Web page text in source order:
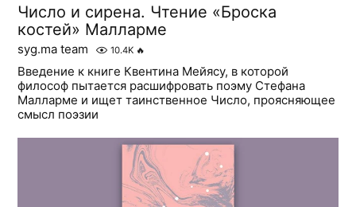
Число и сирена. Чтение «Броска
костей» Малларме
syg.ma team 10.4K 🔥
Введение к книге Квентина Мейясу, в которой
философ пытается расшифровать поэму Стефана
Малларме и ищет таинственное Число, проясняющее
смысл поэзии